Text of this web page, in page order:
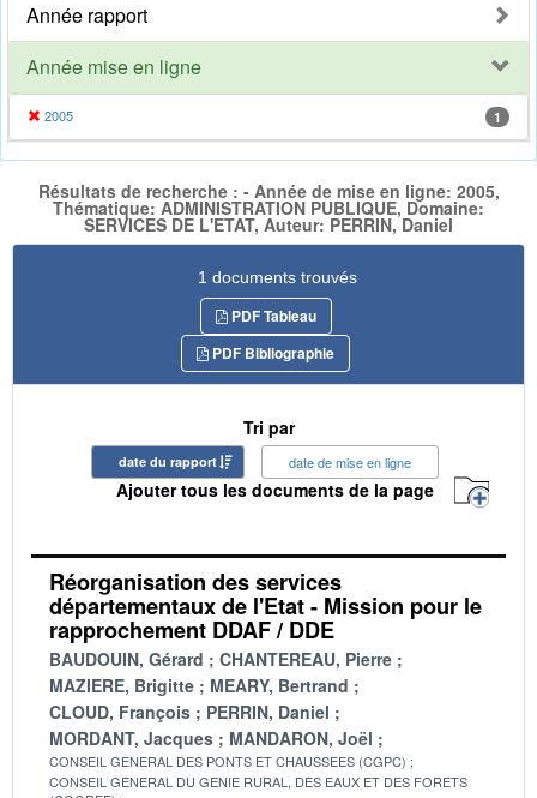
Année rapport
Année mise en ligne
2005 1
Résultats de recherche : - Année de mise en ligne: 2005,
Thématique: ADMINISTRATION PUBLIQUE, Domaine:
SERVICES DE L'ETAT, Auteur: PERRIN, Daniel
1 documents trouvés
PDF Tableau
PDF Bibliographie
Tri par
date du rapport date de mise en ligne
Ajouter tous les documents de la page
Réorganisation des services
départementaux de l'Etat - Mission pour le
rapprochement DDAF / DDE
BAUDOUIN, Gérard
CHANTEREAU, Pierre
MAZIERE, Brigitte
MEARY, Bertrand
CLOUD, François
PERRIN, Daniel
MORDANT, Jacques
MANDARON, Joël
CONSEIL GENERAL DES PONTS ET CHAUSSEES (CGPC)
CONSEIL GENERAL DU GENIE RURAL, DES EAUX ET DES FORETS